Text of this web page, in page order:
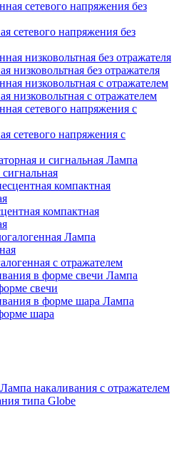
сетевого напряжения без
низковольтная без отражателя
низковольтная с отражателем
сетевого напряжения с
Лампа
компактная
Лампа
с отражателем
Лампа
свечи
Лампа
шара
Лампа накаливания с отражателем
типа Globe